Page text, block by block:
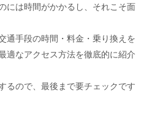
には時間がかかるし、それこそ面
通手段の時間・料金・乗り換えを
適なアクセス方法を徹底的に紹介
るので、最後まで要チェックです